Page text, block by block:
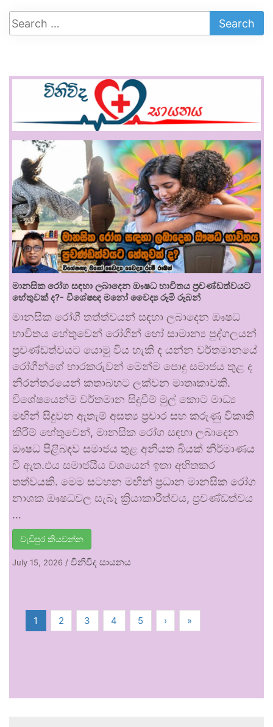
මානසික රෝග සඳහා ලබාදෙන ඖෂධ භාවිතය ප්‍රචණ්ඩත්වයට
හේතුවක් ද?- විශේෂඥ මනෝ වෛද්‍ය රූමි රූබන්
මානසික රෝගී තත්ත්වයන් සඳහා ලබාදෙන ඖෂධ
භාවිතය හේතුවෙන් රෝගීන් හෝ සාමාන්‍ය පුද්ගලයන්
ප්‍රචණ්ඩත්වයට යොමු විය හැකි ද යන්න වර්තමානයේ
රෝගීන්ගේ භාරකරුවන් මෙන්ම පොදු සමාජය තුළ ද
නිරන්තරයෙන් කතාබහට ලක්වන මාතෘකාවකි.
විශේෂයෙන්ම වර්තමාන සිදුවීම් මුල් කොට මාධ්‍ය
මඟින් සිදුවන ඇතැම් අසත්‍ය ප්‍රචාර සහ කරුණු විකෘති
කිරීම් හේතුවෙන්, මානසික රෝග සඳහා ලබාදෙන
ඖෂධ පිළිබඳව සමාජය තුළ අනියත බියක් නිර්මාණය
වී ඇත.එය සමාජයීය වශයෙන් ඉතා අහිතකර
තත්වයකි. මෙම සටහන මඟින් ප්‍රධාන මානසික රෝග
නාශක ඖෂධවල සැබෑ ක්‍රියාකාරීත්වය, ප්‍රචණ්ඩත්වය
…
වැඩිපුර කියවන්න
July 15, 2026 / විනිවිද සායනය
1 2 3 4 5 › »